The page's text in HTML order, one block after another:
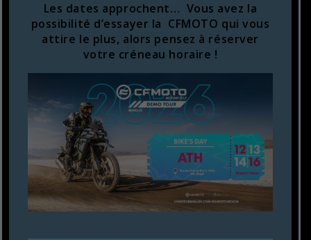
Les dates approchent… Vous avez la
possibilité d’essayer la CFMOTO qui vous
attire le plus, alors pensez à réserver
votre créneau horaire !